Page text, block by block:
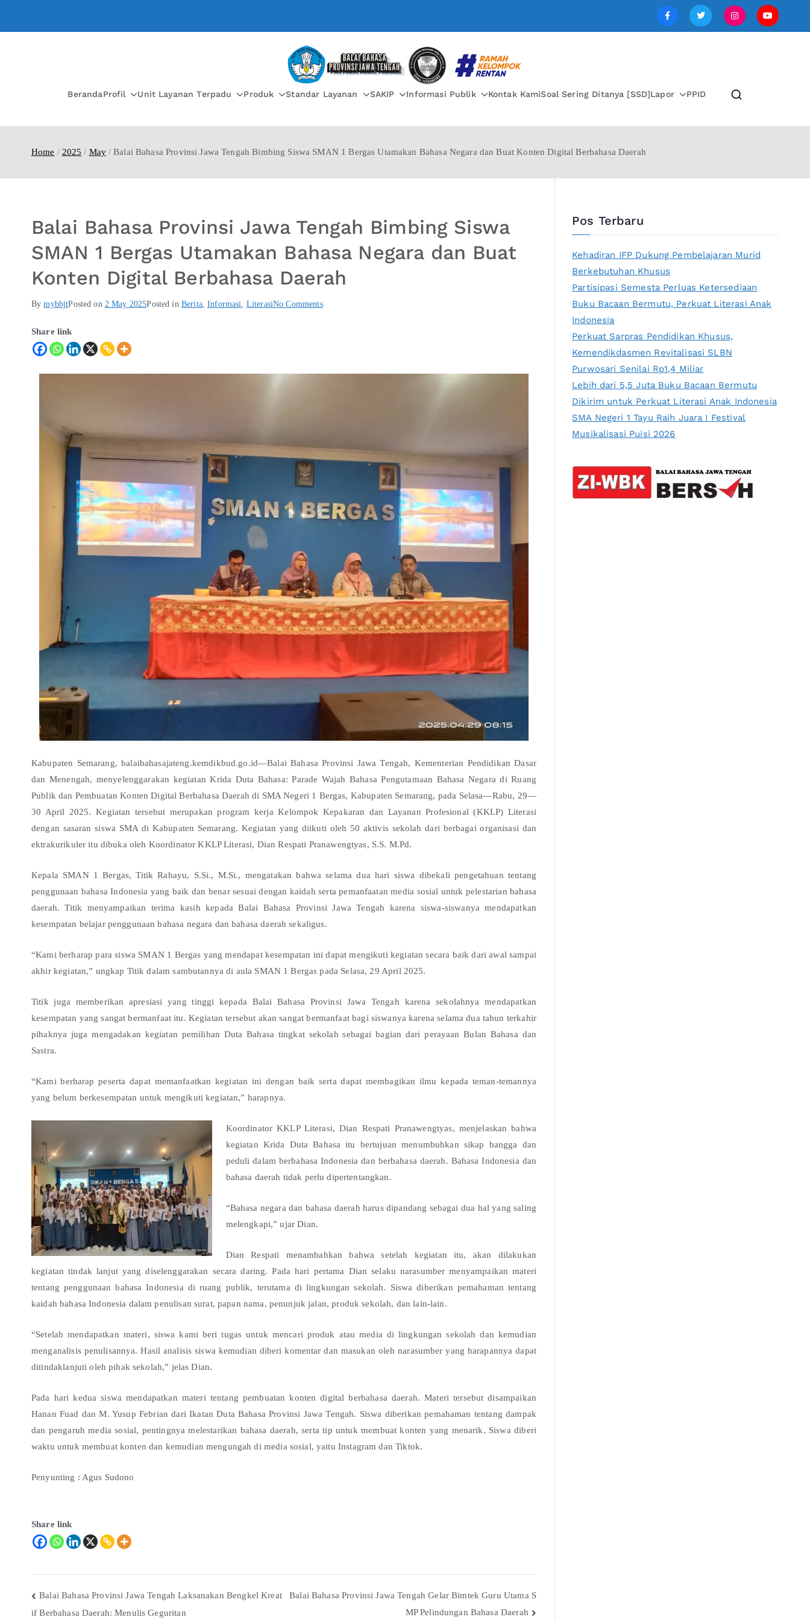
BALAI BAHASA PROVINSI JAWA TENGAH
BerandaProfil Unit Layanan Terpadu Produk Standar Layanan SAKIP Informasi Publik Kontak KamiSoal Sering Ditanya [SSD]Lapor PPID
Home 2025 May Balai Bahasa Provinsi Jawa Tengah Bimbing Siswa SMAN 1 Bergas Utamakan Bahasa Negara dan Buat Konten Digital Berbahasa Daerah
Balai Bahasa Provinsi Jawa Tengah Bimbing Siswa
SMAN 1 Bergas Utamakan Bahasa Negara dan Buat
Konten Digital Berbahasa Daerah
BymybbjtPosted on 2 May 2025Posted in Berita,Informasi, LiterasiNo Comments
Share link
Kabupaten Semarang, balaibahasajateng.kemdikbud.go.id—Balai Bahasa Provinsi Jawa Tengah, Kementerian Pendidikan Dasar
dan Menengah, menyelenggarakan kegiatan Krida Duta Bahasa: Parade Wajah Bahasa Pengutamaan Bahasa Negara di Ruang
Publik dan Pembuatan Konten Digital Berbahasa Daerah di SMA Negeri 1 Bergas, Kabupaten Semarang, pada Selasa—Rabu, 29—
30 April 2025. Kegiatan tersebut merupakan program kerja Kelompok Kepakaran dan Layanan Profesional (KKLP) Literasi
dengan sasaran siswa SMA di Kabupaten Semarang. Kegiatan yang diikuti oleh 50 aktivis sekolah dari berbagai organisasi dan
ektrakurikuler itu dibuka oleh Koordinator KKLP Literasi, Dian Respati Pranawengtyas, S.S. M.Pd.
Kepala SMAN 1 Bergas, Titik Rahayu, S.Si., M.Si., mengatakan bahwa selama dua hari siswa dibekali pengetahuan tentang
penggunaan bahasa Indonesia yang baik dan benar sesuai dengan kaidah serta pemanfaatan media sosial untuk pelestarian bahasa
daerah. Titik menyampaikan terima kasih kepada Balai Bahasa Provinsi Jawa Tengah karena siswa-siswanya mendapatkan
kesempatan belajar penggunaan bahasa negara dan bahasa daerah sekaligus.
“Kami berharap para siswa SMAN 1 Bergas yang mendapat kesempatan ini dapat mengikuti kegiatan secara baik dari awal sampai
akhir kegiatan,” ungkap Titik dalam sambutannya di aula SMAN 1 Bergas pada Selasa, 29 April 2025.
Titik juga memberikan apresiasi yang tinggi kepada Balai Bahasa Provinsi Jawa Tengah karena sekolahnya mendapatkan
kesempatan yang sangat bermanfaat itu. Kegiatan tersebut akan sangat bermanfaat bagi siswanya karena selama dua tahun terkahir
pihaknya juga mengadakan kegiatan pemilihan Duta Bahasa tingkat sekolah sebagai bagian dari perayaan Bulan Bahasa dan
Sastra.
“Kami berharap peserta dapat memanfaatkan kegiatan ini dengan baik serta dapat membagikan ilmu kepada teman-temannya
yang belum berkesempatan untuk mengikuti kegiatan,” harapnya.
Koordinator KKLP Literasi, Dian Respati Pranawengtyas, menjelaskan bahwa
kegiatan Krida Duta Bahasa itu bertujuan menumbuhkan sikap bangga dan
peduli dalam berbahasa Indonesia dan berbahasa daerah. Bahasa Indonesia dan
bahasa daerah tidak perlu dipertentangkan.
“Bahasa negara dan bahasa daerah harus dipandang sebagai dua hal yang saling
melengkapi,” ujar Dian.
Dian Respati menambahkan bahwa setelah kegiatan itu, akan dilakukan
kegiatan tindak lanjut yang diselenggarakan secara daring. Pada hari pertama Dian selaku narasumber menyampaikan materi
tentang penggunaan bahasa Indonesia di ruang publik, terutama di lingkungan sekolah. Siswa diberikan pemahaman tentang
kaidah bahasa Indonesia dalam penulisan surat, papan nama, penunjuk jalan, produk sekolah, dan lain-lain.
“Setelah mendapatkan materi, siswa kami beri tugas untuk mencari produk atau media di lingkungan sekolah dan kemudian
menganalisis penulisannya. Hasil analisis siswa kemudian diberi komentar dan masukan oleh narasumber yang harapannya dapat
ditindaklanjuti oleh pihak sekolah,” jelas Dian.
Pada hari kedua siswa mendapatkan materi tentang pembuatan konten digital berbahasa daerah. Materi tersebut disampaikan
Hanan Fuad dan M. Yusup Febrian dari Ikatan Duta Bahasa Provinsi Jawa Tengah. Siswa diberikan pemahaman tentang dampak
dan pengaruh media sosial, pentingnya melestarikan bahasa daerah, serta tip untuk membuat konten yang menarik. Siswa diberi
waktu untuk membuat konten dan kemudian mengungah di media sosial, yaitu Instagram dan Tiktok.
Penyunting : Agus Sudono
Share link
Balai Bahasa Provinsi Jawa Tengah Laksanakan Bengkel Kreat
if Berbahasa Daerah: Menulis Geguritan
Balai Bahasa Provinsi Jawa Tengah Gelar Bimtek Guru Utama S
MP Pelindungan Bahasa Daerah
Pos Terbaru
Kehadiran IFP Dukung Pembelajaran Murid
Berkebutuhan Khusus
Partisipasi Semesta Perluas Ketersediaan
Buku Bacaan Bermutu, Perkuat Literasi Anak
Indonesia
Perkuat Sarpras Pendidikan Khusus,
Kemendikdasmen Revitalisasi SLBN
Purwosari Senilai Rp1,4 Miliar
Lebih dari 5,5 Juta Buku Bacaan Bermutu
Dikirim untuk Perkuat Literasi Anak Indonesia
SMA Negeri 1 Tayu Raih Juara I Festival
Musikalisasi Puisi 2026